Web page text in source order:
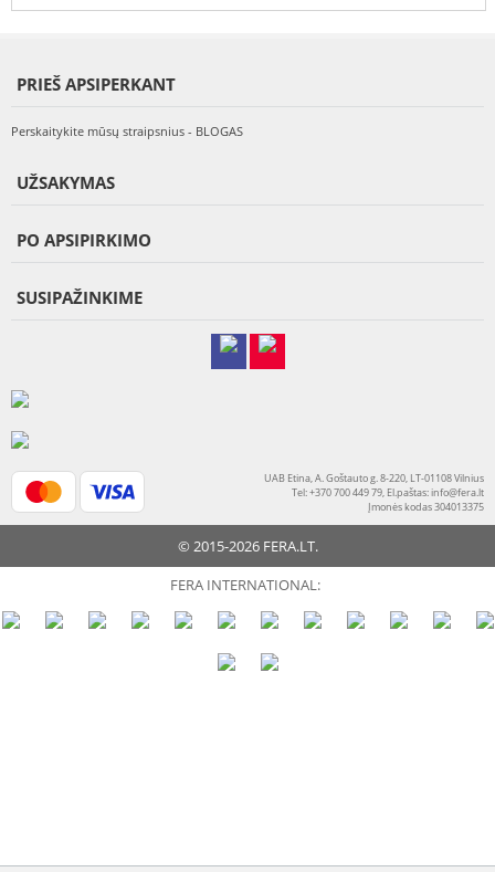
PRIEŠ APSIPERKANT
Perskaitykite mūsų straipsnius - BLOGAS
UŽSAKYMAS
PO APSIPIRKIMO
SUSIPAŽINKIME
UAB Etina, A. Goštauto g. 8-220, LT-01108 Vilnius
Tel: +370 700 449 79, El.paštas:info@fera.lt
Įmonės kodas 304013375
© 2015-2026 FERA.LT.
FERA INTERNATIONAL: